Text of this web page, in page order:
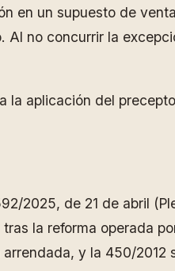
en un supuesto de
no concurrir la
la aplicación del
2025, de 21 de abril
la reforma operada
y la 450/2012